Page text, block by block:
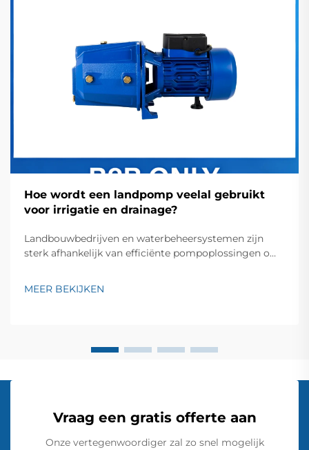
Hoe wordt een landpomp veelal gebruikt
voor irrigatie en drainage?
Landbouwbedrijven en waterbeheersystemen zijn
sterk afhankelijk van efficiënte pompoplossingen om
landpomp vormt een cruciaal onderdeel in moderne
MEER BEKIJKEN
Vraag een gratis offerte aan
Onze vertegenwoordiger zal zo snel mogelijk